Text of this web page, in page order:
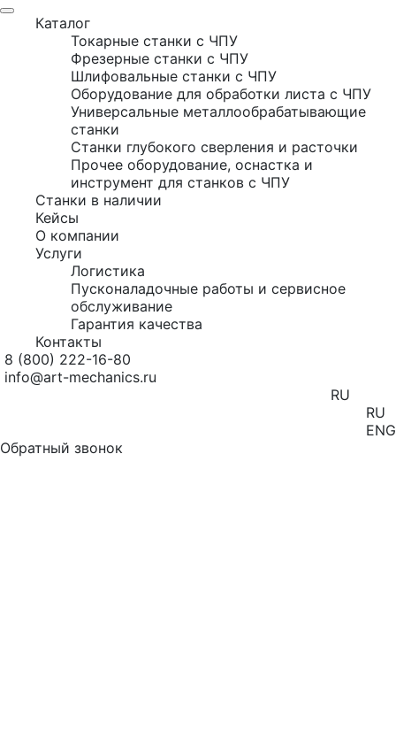
Каталог
Токарные станки с ЧПУ
Фрезерные станки с ЧПУ
Шлифовальные станки с ЧПУ
Оборудование для обработки листа с ЧПУ
Универсальные металлообрабатывающие
станки
Станки глубокого сверления и расточки
Прочее оборудование, оснастка и
инструмент для станков с ЧПУ
Станки в наличии
Кейсы
О компании
Услуги
Логистика
Пусконаладочные работы и сервисное
обслуживание
Гарантия качества
Контакты
8 (800) 222-16-80
info@art-mechanics.ru
RU
RU
ENG
Обратный звонок